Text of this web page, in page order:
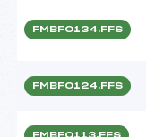
FMBF0134.FFS
FMBF0124.FFS
FMBF0113.FFS